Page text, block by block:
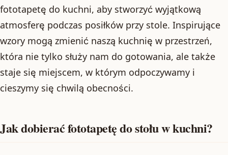
fototapetę do kuchni, aby stworzyć wyjątkową
atmosferę podczas posiłków przy stole. Inspirujące
wzory mogą zmienić naszą kuchnię w przestrzeń,
która nie tylko służy nam do gotowania, ale także
staje się miejscem, w którym odpoczywamy i
cieszymy się chwilą obecności.
Jak dobierać fototapetę do stołu w kuchni?